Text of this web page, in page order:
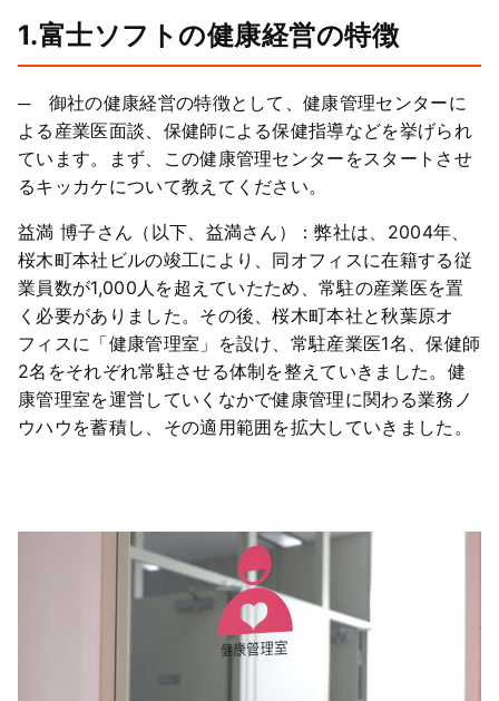
1.富士ソフトの健康経営の特徴
─ 御社の健康経営の特徴として、健康管理センターに
よる産業医面談、保健師による保健指導などを挙げられ
ています。まず、この健康管理センターをスタートさせ
るキッカケについて教えてください。
益満 博子さん（以下、益満さん）：弊社は、2004年、
桜木町本社ビルの竣工により、同オフィスに在籍する従
業員数が1,000人を超えていたため、常駐の産業医を置
く必要がありました。その後、桜木町本社と秋葉原オ
フィスに「健康管理室」を設け、常駐産業医1名、保健師
2名をそれぞれ常駐させる体制を整えていきました。健
康管理室を運営していくなかで健康管理に関わる業務ノ
ウハウを蓄積し、その適用範囲を拡大していきました。